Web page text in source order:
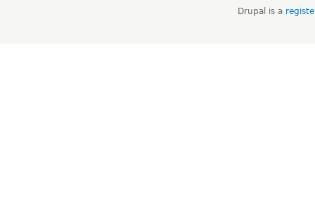
Drupal is a